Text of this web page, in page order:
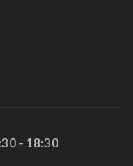
- 18:30